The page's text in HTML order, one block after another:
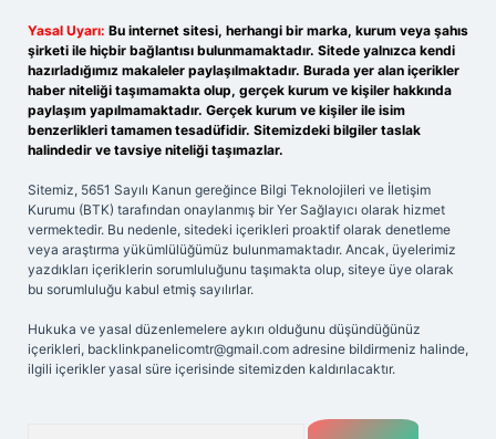
Yasal Uyarı: Bu internet sitesi, herhangi bir marka, kurum veya şahıs
şirketi ile hiçbir bağlantısı bulunmamaktadır. Sitede yalnızca kendi
hazırladığımız makaleler paylaşılmaktadır. Burada yer alan içerikler
haber niteliği taşımamakta olup, gerçek kurum ve kişiler hakkında
paylaşım yapılmamaktadır. Gerçek kurum ve kişiler ile isim
benzerlikleri tamamen tesadüfidir. Sitemizdeki bilgiler taslak
halindedir ve tavsiye niteliği taşımazlar.
Sitemiz, 5651 Sayılı Kanun gereğince Bilgi Teknolojileri ve İletişim
Kurumu (BTK) tarafından onaylanmış bir Yer Sağlayıcı olarak hizmet
vermektedir. Bu nedenle, sitedeki içerikleri proaktif olarak denetleme
veya araştırma yükümlülüğümüz bulunmamaktadır. Ancak, üyelerimiz
yazdıkları içeriklerin sorumluluğunu taşımakta olup, siteye üye olarak
bu sorumluluğu kabul etmiş sayılırlar.
Hukuka ve yasal düzenlemelere aykırı olduğunu düşündüğünüz
içerikleri, backlinkpanelicomtr@gmail.com adresine bildirmeniz halinde,
ilgili içerikler yasal süre içerisinde sitemizden kaldırılacaktır.